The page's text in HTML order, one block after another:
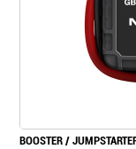
BOOSTER /